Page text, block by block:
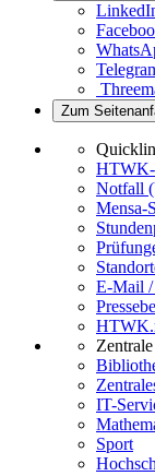
Zum
HTWK-
Notfall
Mensa-
E-Mail /
IT-
Sport